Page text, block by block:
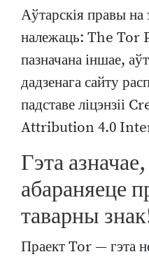
Аўтарскія правы на
належаць: The Tor
пазначана іншае,
дадзенага сайту
падставе ліцэнзіі
Attribution 4.0
Гэта
абараняеце
таварны
Праект Tor — гэта